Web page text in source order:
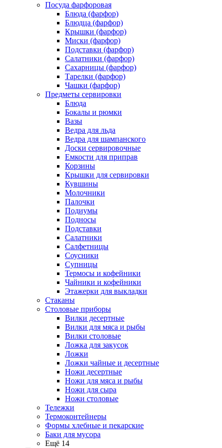
Посуда фарфоровая
Блюда (фарфор)
Блюдца (фарфор)
Крышки (фарфор)
Миски (фарфор)
Подставки (фарфор)
Салатники (фарфор)
Сахарницы (фарфор)
Тарелки (фарфор)
Чашки (фарфор)
Предметы сервировки
Блюда
Бокалы и рюмки
Вазы
Ведра для льда
Ведра для шампанского
Доски сервировочные
Емкости для приправ
Корзины
Крышки для сервировки
Кувшины
Молочники
Палочки
Подиумы
Подносы
Подставки
Салатники
Салфетницы
Соусники
Супницы
Термосы и кофейники
Чайники и кофейники
Этажерки для выкладки
Стаканы
Столовые приборы
Вилки десертные
Вилки для мяса и рыбы
Вилки столовые
Ложка для закусок
Ложки
Ложки чайные и десертные
Ножи десертные
Ножи для мяса и рыбы
Ножи для сыра
Ножи столовые
Тележки
Термоконтейнеры
Формы хлебные и пекарские
Баки для мусора
Ещё 14